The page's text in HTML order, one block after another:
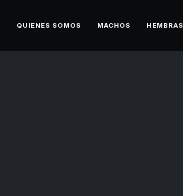
QUIENES SOMOS MACHOS HEMBRAS